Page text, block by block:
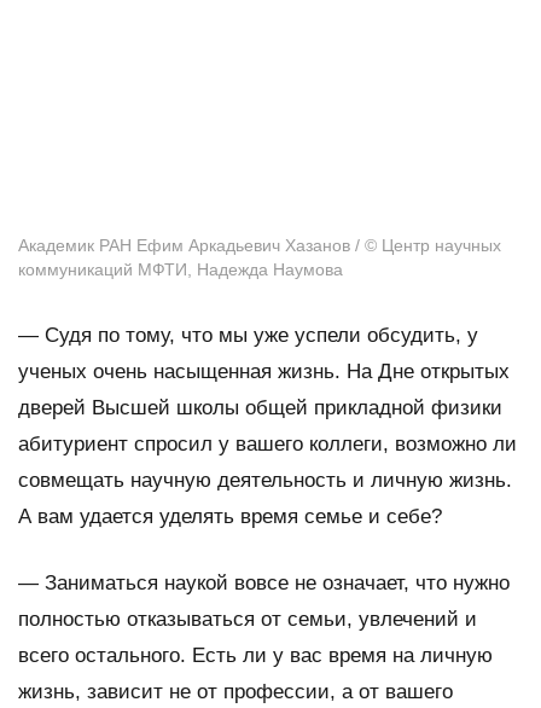
Академик РАН Ефим Аркадьевич Хазанов / © Центр научных
коммуникаций МФТИ, Надежда Наумова
— Судя по тому, что мы уже успели обсудить, у
ученых очень насыщенная жизнь. На Дне открытых
дверей Высшей школы общей прикладной физики
абитуриент спросил у вашего коллеги, возможно ли
совмещать научную деятельность и личную жизнь.
А вам удается уделять время семье и себе?
— Заниматься наукой вовсе не означает, что нужно
полностью отказываться от семьи, увлечений и
всего остального. Есть ли у вас время на личную
жизнь, зависит не от профессии, а от вашего